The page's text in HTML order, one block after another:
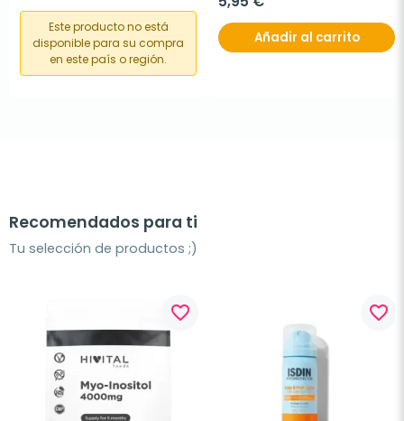
Este producto no está
disponible para su compra
en este país o región.
Añadir al carrito
Recomendados para ti
Tu selección de productos ;)
favorite_border favorite_border